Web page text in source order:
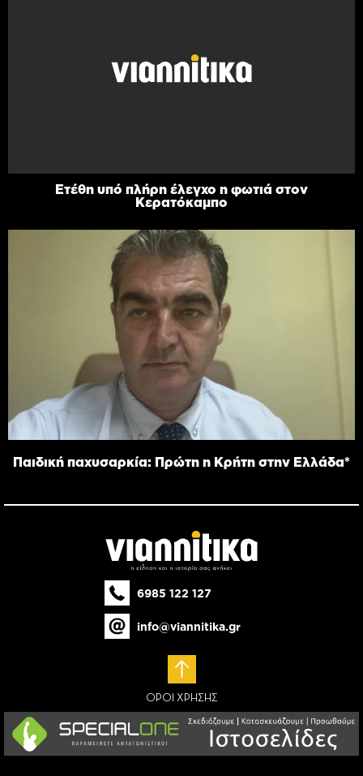
Ετέθη υπό πλήρη έλεγχο η φωτιά στον
Κερατόκαμπο
Παιδική παχυσαρκία: Πρώτη η Κρήτη στην Ελλάδα*
6985 122 127
info@viannitika.gr
ΟΡΟΙ ΧΡΗΣΗΣ